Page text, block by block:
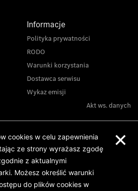
Informacje
Polityka prywatności
RODO
Warunki korzystania
Dostawca serwisu
Wykaz emisji
Akt ws. danych
cookies w celu zapewnienia
ze strony wyrażasz zgodę
z aktualnymi
Możesz określić warunki
do plików cookies w
×